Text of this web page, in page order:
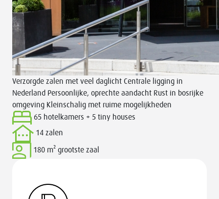
Verzorgde zalen met veel daglicht Centrale ligging in
Nederland Persoonlijke, oprechte aandacht Rust in bosrijke
omgeving Kleinschalig met ruime mogelijkheden
65 hotelkamers + 5 tiny houses
14 zalen
180 m² grootste zaal